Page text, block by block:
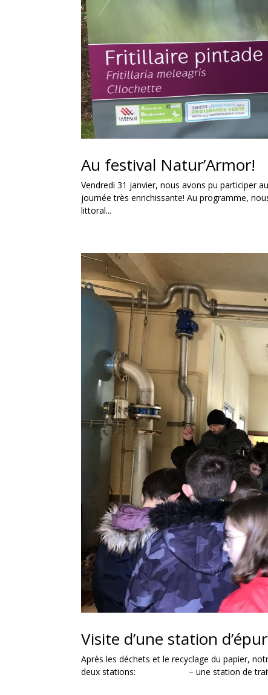
Au festival Natur’Armor!
Vendredi 31 janvier, nous avons pu participer
journée très enrichissante! Au programme,
littoral...
Visite d’une station
Après les déchets et le recyclage du papier,
deux stations: – une station de